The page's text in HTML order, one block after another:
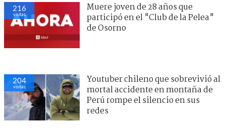
216
visitas
Muere joven de 28 años que
participó en el "Club de la Pelea"
de Osorno
204
visitas
Youtuber chileno que sobrevivió al
mortal accidente en montaña de
Perú rompe el silencio en sus
redes